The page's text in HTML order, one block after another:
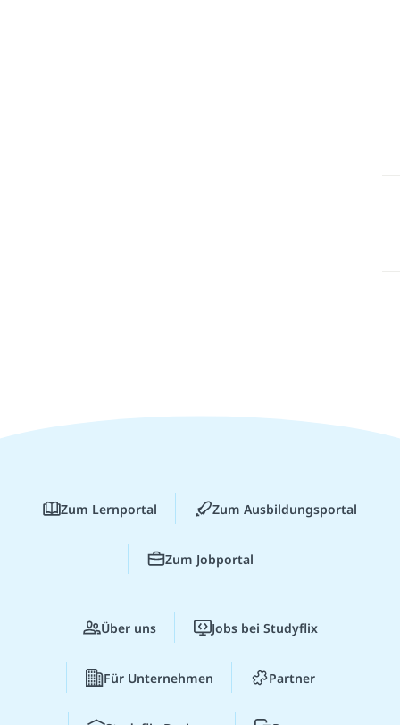
Zum Lernportal Zum Ausbildungsportal
Zum Jobportal
Über uns Jobs bei Studyflix
Für Unternehmen Partner